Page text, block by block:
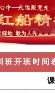
班开班时间